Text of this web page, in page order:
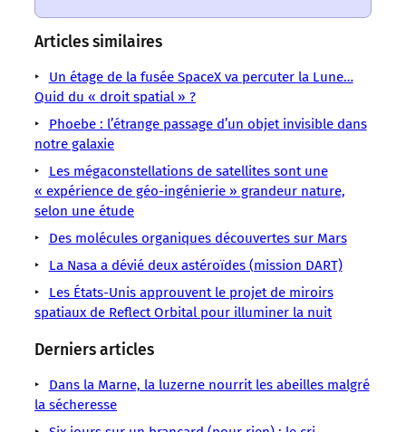
sens
LMOUS
–
Astronomie
Espace
scientifique
un
sens
LMOUS
–
Aux
du
système
solaire,
un
objet
un
sens
LMOUS
–
minuscule
les
lois
LMOUS
–
atmosphère,
pourrait
bien
LMOUS
forcer
à
revoir
modèles.
LMOUS
Un
caillou
ne
manque
d’air.
En
astronomie,
LMOUS
un
objet
est
un
céleste
Articles similaires
Un étage de la fusée SpaceX va percuter la Lune…
Quid du « droit spatial » ?
Phoebe : l’étrange passage d’un objet invisible dans
notre galaxie
Les mégaconstellations de satellites sont une
« expérience de géo-ingénierie » grandeur nature,
selon une étude
Des molécules organiques découvertes sur Mars
La Nasa a dévié deux astéroïdes (mission DART)
Les États-Unis approuvent le projet de miroirs
spatiaux de Reflect Orbital pour illuminer la nuit
Derniers articles
Dans la Marne, la luzerne nourrit les abeilles malgré
la sécheresse